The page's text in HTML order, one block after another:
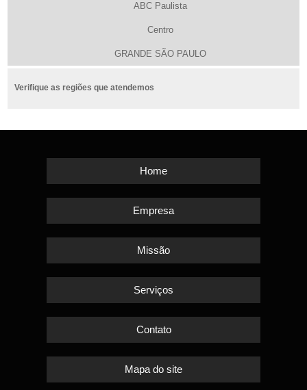
ABC Paulista
Centro
GRANDE SÃO PAULO
Verifique as regiões que atendemos
Home
Empresa
Missão
Serviços
Contato
Mapa do site